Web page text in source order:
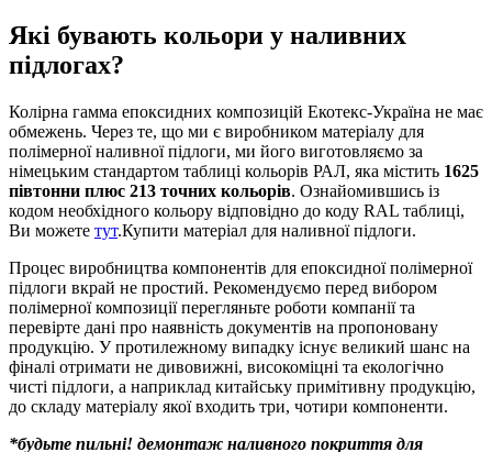
Які бувають кольори у наливних
підлогах?
Колірна гамма епоксидних композицій Екотекс-Україна не має
обмежень. Через те, що ми є виробником матеріалу для
полімерної наливної підлоги, ми його виготовляємо за
німецьким стандартом таблиці кольорів РАЛ, яка містить 1625
півтонни плюс 213 точних кольорів. Ознайомившись із
кодом необхідного кольору відповідно до коду RAL таблиці,
Ви можете тут.Купити матеріал для наливної підлоги.
Процес виробництва компонентів для епоксидної полімерної
підлоги вкрай не простий. Рекомендуємо перед вибором
полімерної композиції перегляньте роботи компанії та
перевірте дані про наявність документів на пропоновану
продукцію. У протилежному випадку існує великий шанс на
фіналі отримати не дивовижні, високоміцні та екологічно
чисті підлоги, а наприклад китайську примітивну продукцію,
до складу матеріалу якої входить три, чотири компоненти.
*будьте пильні! демонтаж наливного покриття для